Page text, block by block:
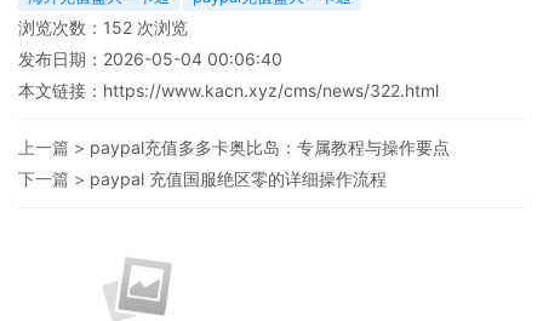
浏览次数： 152 次浏览
发布日期：2026-05-04 00:06:40
本文链接： https://www.kacn.xyz/cms/news/322.html
上一篇 > paypal充值多多卡奥比岛：专属教程与操作要点
下一篇 > paypal 充值国服绝区零的详细操作流程